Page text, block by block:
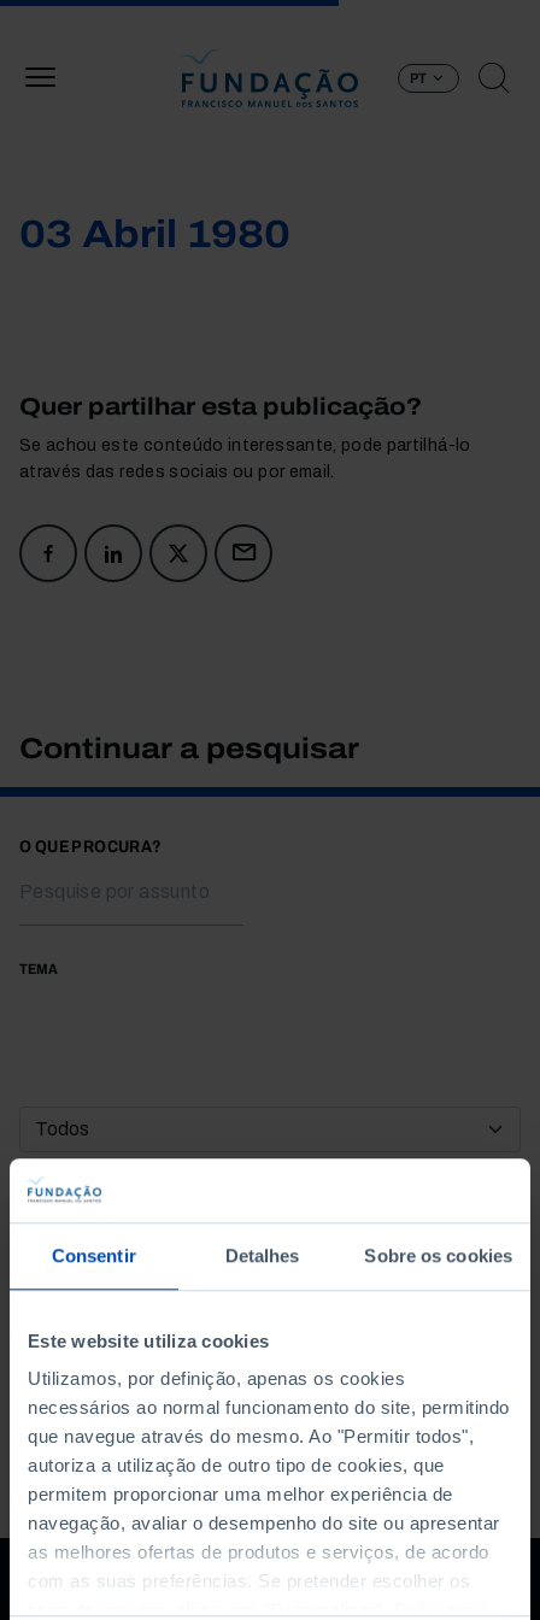
Consentir Detalhes Sobre os cookies
Este website utiliza cookies
Utilizamos, por definição, apenas os cookies
necessários ao normal funcionamento do site, permitindo
que navegue através do mesmo. Ao "Permitir todos",
autoriza a utilização de outro tipo de cookies, que
permitem proporcionar uma melhor experiência de
navegação, avaliar o desempenho do site ou apresentar
as melhores ofertas de produtos e serviços, de acordo
com as suas preferências. Se pretender escolher os
PT
03 Abril 1980
Quer partilhar esta publicação?
Se achou este conteúdo interessante, pode partilhá-lo
através das redes sociais ou por email.
Continuar a pesquisar
O QUE PROCURA?
TEMA
DATA DE INÍCIO
DATA DE FIM